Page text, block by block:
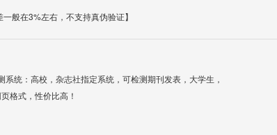
般在3%左右，不支持真伪验证】
系统：高校，杂志社指定系统，可检测期刊发表，大学生，
格式，性价比高！